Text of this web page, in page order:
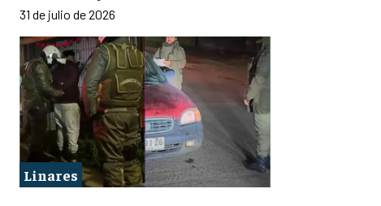
31 de julio de 2026
Linares